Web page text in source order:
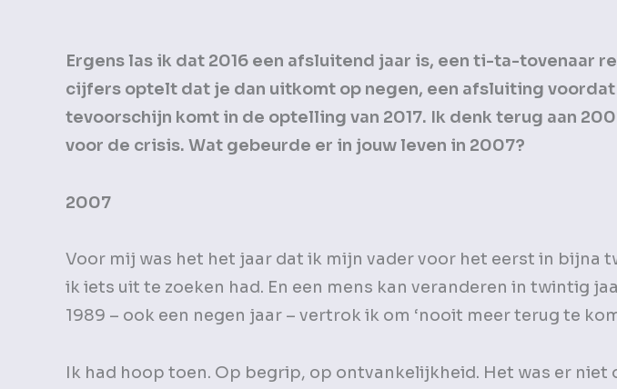
Ergens las ik dat 2016 een afsluitend jaar is, een ti-ta-tovenaar
cijfers optelt dat je dan uitkomt op negen, een afsluiting
tevoorschijn komt in de optelling van 2017. Ik denk terug aan
voor de crisis. Wat gebeurde er in jouw leven in 2007?
2007
Voor mij was het het jaar dat ik mijn vader voor het eerst in bijna
ik iets uit te zoeken had. En een mens kan veranderen in twintig
1989 – ook een negen jaar – vertrok ik om ‘nooit meer terug te
Ik had hoop toen. Op begrip, op ontvankelijkheid. Het was er niet